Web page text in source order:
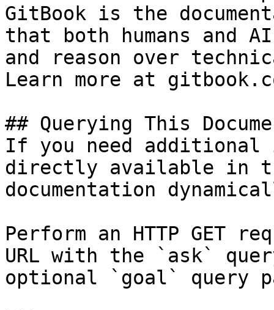
GitBook is the
that both humans and
and reason over
Learn more at
## Querying This
If you need
directly available in
documentation
Perform an HTTP GET
URL with the `ask`
optional `goal` query